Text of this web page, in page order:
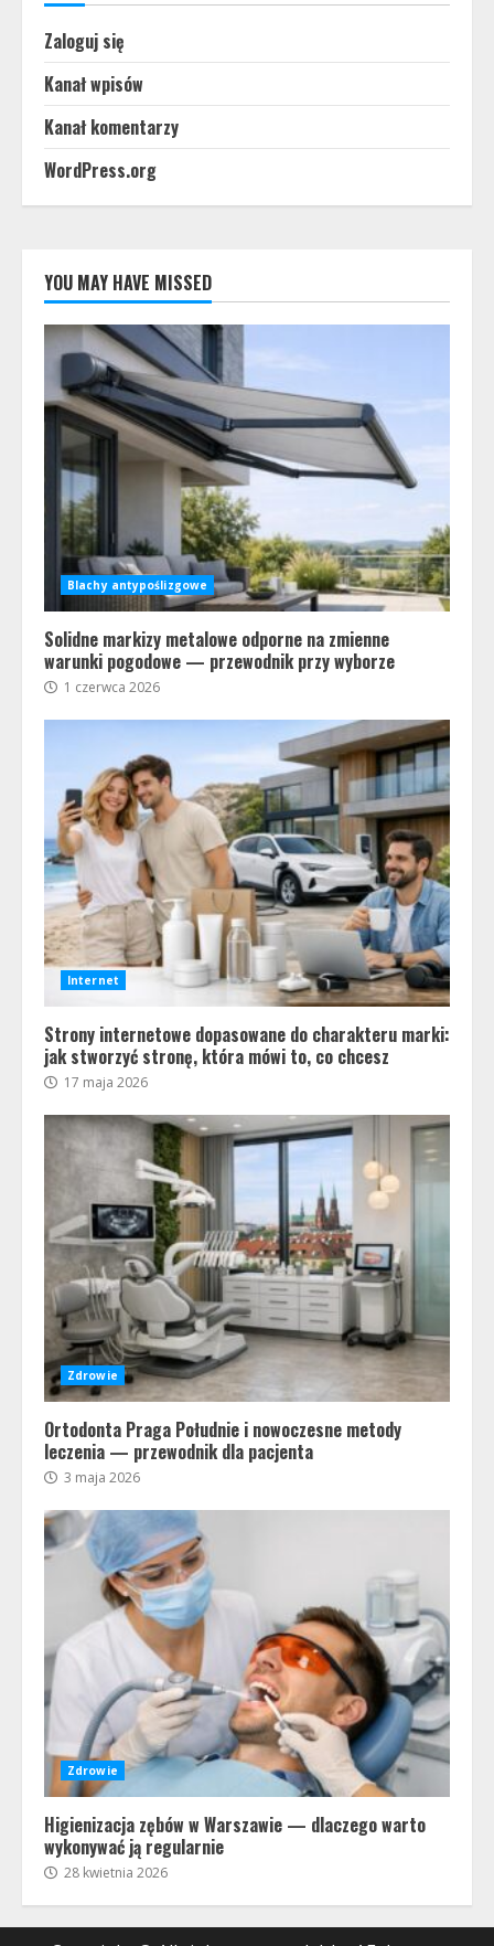
Zaloguj się
Kanał wpisów
Kanał komentarzy
WordPress.org
YOU MAY HAVE MISSED
Blachy antypoślizgowe
Solidne markizy metalowe odporne na zmienne
warunki pogodowe — przewodnik przy wyborze
1 czerwca 2026
Internet
Strony internetowe dopasowane do charakteru marki:
jak stworzyć stronę, która mówi to, co chcesz
17 maja 2026
Zdrowie
Ortodonta Praga Południe i nowoczesne metody
leczenia — przewodnik dla pacjenta
3 maja 2026
Zdrowie
Higienizacja zębów w Warszawie — dlaczego warto
wykonywać ją regularnie
28 kwietnia 2026